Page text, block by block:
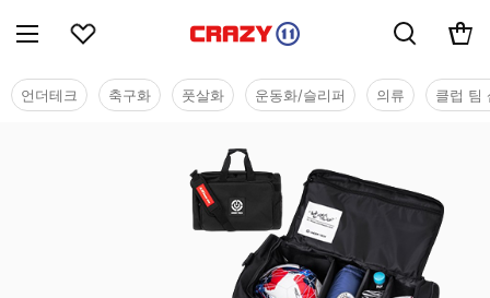
언더테크 축구화 풋살화 운동화/슬리퍼 의류 클럽 팀